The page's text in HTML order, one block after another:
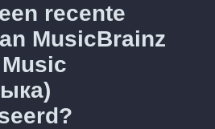
recente
MusicBrainz